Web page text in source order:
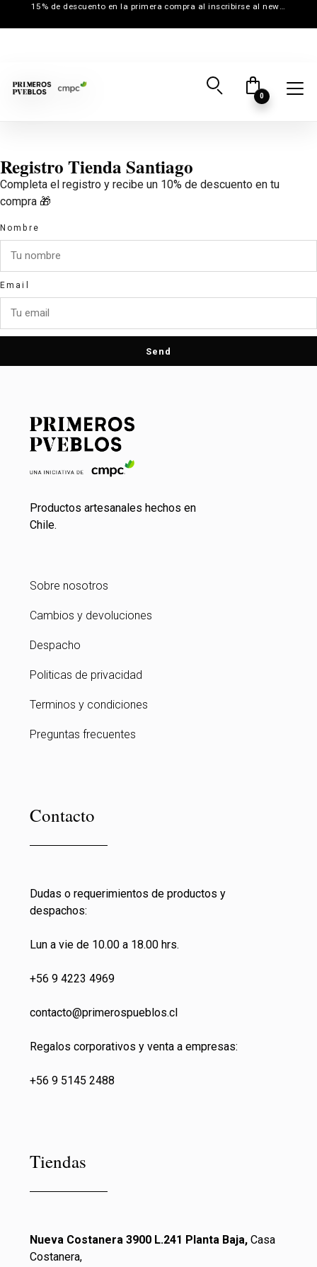
15% de descuento en la primera compra al inscribirse al newsletter
0
Registro Tienda Santiago
Completa el registro y recibe un 10% de descuento en tu
compra 🎁
Nombre
Email
Send
Productos artesanales hechos en
Chile.
Sobre nosotros
Cambios y devoluciones
Despacho
Politicas de privacidad
Terminos y condiciones
Preguntas frecuentes
Contacto
Dudas o requerimientos de productos y
despachos:
Lun a vie de 10.00 a 18.00 hrs.
+56 9 4223 4969
contacto@primerospueblos.cl
Regalos corporativos y venta a empresas:
+56 9 5145 2488
Tiendas
Nueva Costanera 3900 L.241 Planta Baja, Casa
Costanera,